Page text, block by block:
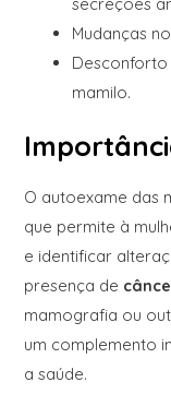
secreções
Mudanças
Desconforto
mamilo.
O autoexame das
que permite à
e identificar
presença de
mamografia ou
um complemento
a saúde.